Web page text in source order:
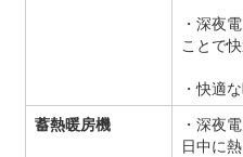
・深夜
ことで
・快適
蓄熱暖房機
・深夜
日中に